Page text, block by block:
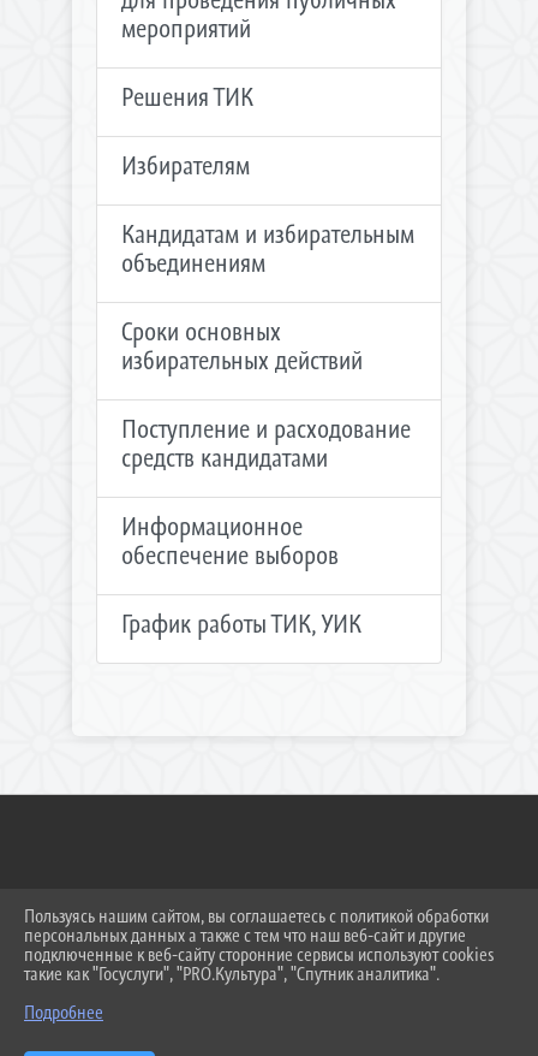
мероприятий
Решения ТИК
Избирателям
Кандидатам и избирательным
объединениям
Сроки основных
избирательных действий
Поступление и расходование
средств кандидатами
Информационное
обеспечение выборов
График работы ТИК, УИК
2026 Г. TIKT.TIMREGION.RU
ВХОД
КАРТА САЙТА
СДЕЛАНО НА KUBCMS
Пользуясь нашим сайтом, вы соглашаетесь с политикой обработки
персональных данных а также с тем что наш веб-сайт и другие
подключенные к веб-сайту сторонние сервисы используют cookies
такие как "Госуслуги", "PRO.Культура", "Спутник аналитика".
Подробнее